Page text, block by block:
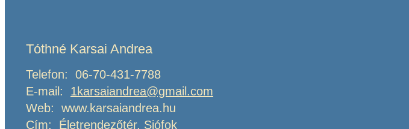
Tóthné Karsai Andrea
Telefon: 06-70-431-7788
E-mail: 1karsaiandrea@gmail.com
Web: www.karsaiandrea.hu
Cím: Életrendezőtér, Siófok